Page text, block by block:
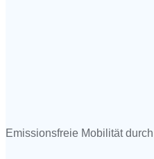
Emissionsfreie Mobilität